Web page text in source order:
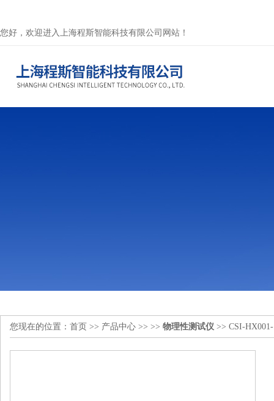
您好，欢迎进入上海程斯智能科技有限公司网站！
您现在的位置： 首页 >> 产品中心 >> >> 物理性测试仪 >> CSI-